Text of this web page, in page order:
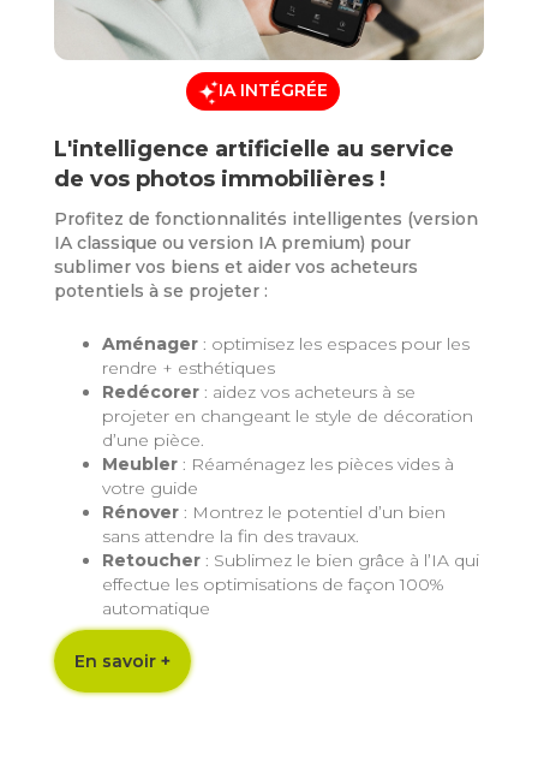
IA INTÉGRÉE
L'intelligence artificielle au service
de vos photos immobilières !
Profitez de fonctionnalités intelligentes (version
IA classique ou version IA premium) pour
sublimer vos biens et aider vos acheteurs
potentiels à se projeter :
Aménager : optimisez les espaces pour les
rendre + esthétiques
Redécorer : aidez vos acheteurs à se
projeter en changeant le style de décoration
d’une pièce.
Meubler : Réaménagez les pièces vides à
votre guide
Rénover : Montrez le potentiel d’un bien
sans attendre la fin des travaux.
Retoucher : Sublimez le bien grâce à l’IA qui
effectue les optimisations de façon 100%
automatique
En savoir +